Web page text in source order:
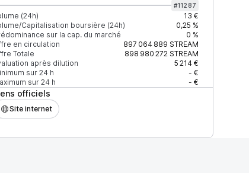
#11287
(24h)
13 €
Capitalisation boursière (24h)
0,25 %
sur la cap. du marché
0 %
en circulation
897 064 889 STREAM
Totale
898 980 272STREAM
après dilution
5 214 €
sur 24 h
- €
sur 24 h
- €
officiels
Site internet
% du volume Confiance Mis à jour
100 %